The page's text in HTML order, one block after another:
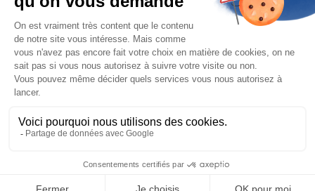
Heures d'ouverture
Lundi au vendredi de 8 h à 17h
Samedi sur rendez-vous
Grand Rue 10, 4870 Trooz